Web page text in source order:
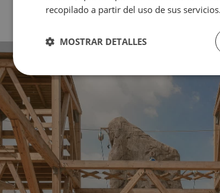
recopilado a partir del uso de sus servicios.
MOSTRAR DETALLES